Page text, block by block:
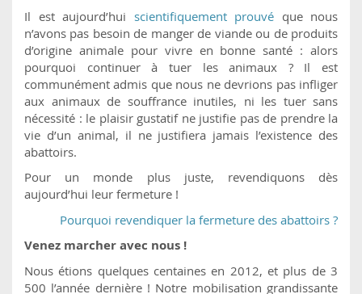
Il est aujourd’hui scientifiquement prouvé que nous
n’avons pas besoin de manger de viande ou de produits
d’origine animale pour vivre en bonne santé : alors
pourquoi continuer à tuer les animaux ? Il est
communément admis que nous ne devrions pas infliger
aux animaux de souffrance inutiles, ni les tuer sans
nécessité : le plaisir gustatif ne justifie pas de prendre la
vie d’un animal, il ne justifiera jamais l’existence des
abattoirs.
Pour un monde plus juste, revendiquons dès
aujourd’hui leur fermeture !
Pourquoi revendiquer la fermeture des abattoirs ?
Venez marcher avec nous !
Nous étions quelques centaines en 2012, et plus de 3
500 l’année dernière ! Notre mobilisation grandissante